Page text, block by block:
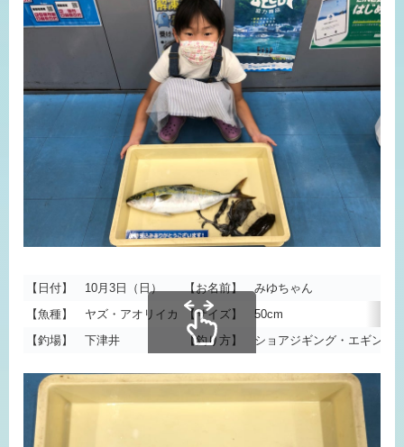
【日付】 10月3日（日）
【お名前】 みゆちゃん
【魚種】 ヤズ・アオリイカ
【サイズ】 50cm
【釣場】 下津井
【釣り方】 ショアジギング・エギング